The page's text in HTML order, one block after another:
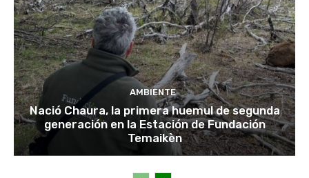
AMBIENTE
Nació Chaura, la primera huemul de segunda
generación en la Estación de Fundación
Temaikèn